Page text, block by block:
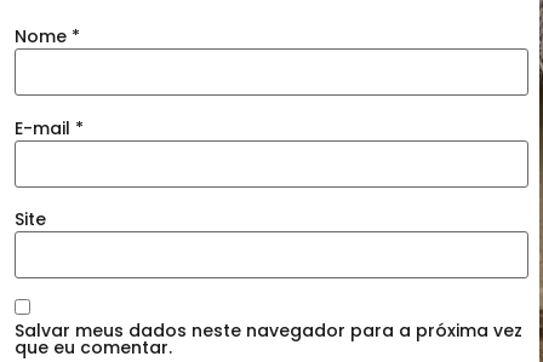
Nome *
E-mail *
Site
Salvar meus dados neste navegador para a próxima vez
que eu comentar.